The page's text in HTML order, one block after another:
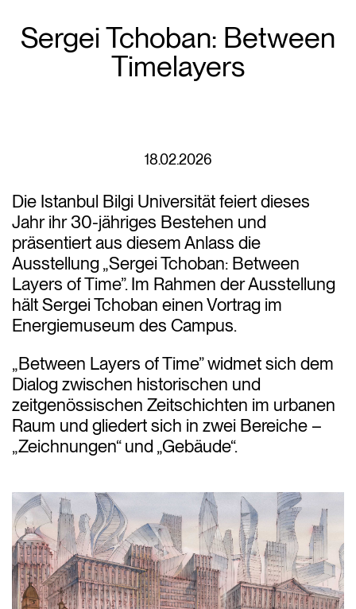
Sergei Tchoban: Between
Timelayers
18.02.2026
Die Istanbul Bilgi Universität feiert dieses
Jahr ihr 30-jähriges Bestehen und
präsentiert aus diesem Anlass die
Ausstellung „Sergei Tchoban: Between
Layers of Time”. Im Rahmen der Ausstellung
hält Sergei Tchoban einen Vortrag im
Energiemuseum des Campus.
„Between Layers of Time” widmet sich dem
Dialog zwischen historischen und
zeitgenössischen Zeitschichten im urbanen
Raum und gliedert sich in zwei Bereiche –
„Zeichnungen“ und „Gebäude“.